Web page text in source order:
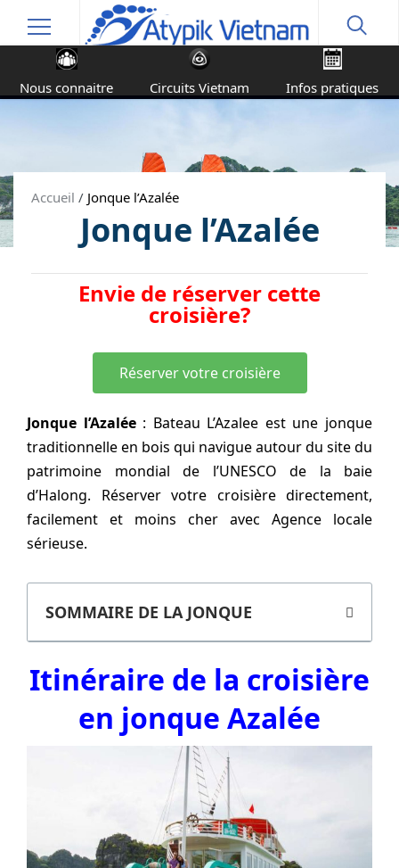
Nous connaitre Circuits Vietnam Infos pratiques
Accueil / Jonque l’Azalée
Jonque l’Azalée
Envie de réserver cette
croisière?
Réserver votre croisière
Jonque l’Azalée: Bateau L’Azalee est une jonque
traditionnelle en bois qui navigue autour du site du
patrimoine mondial de l’UNESCO de la baie
d’Halong. Réserver votre croisière directement,
facilement et moins cher avec Agence locale
sérieuse.
SOMMAIRE DE LA JONQUE
Itinéraire de la croisière
en jonque Azalée